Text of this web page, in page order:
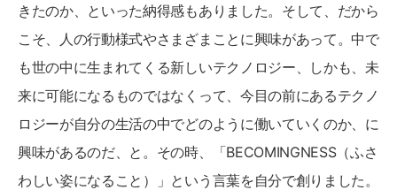
きたのか、といった納得感もありました。そして、だから
こそ、人の行動様式やさまざまことに興味があって。中で
も世の中に生まれてくる新しいテクノロジー、しかも、未
来に可能になるものではなくって、今目の前にあるテクノ
ロジーが自分の生活の中でどのように働いていくのか、に
興味があるのだ、と。その時、「BECOMINGNESS（ふさ
わしい姿になること）」という言葉を自分で創りました。